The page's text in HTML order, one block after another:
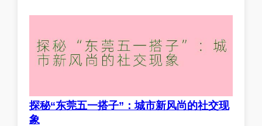
探秘“东莞五一搭子”：城市新风尚的社交现
象